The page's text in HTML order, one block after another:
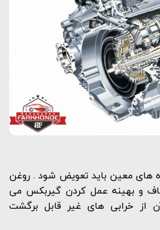
های معین باید تعویض شود . روغن
و بهینه عمل کردن گیربکس می
از خرابی های غیر قابل برگشت